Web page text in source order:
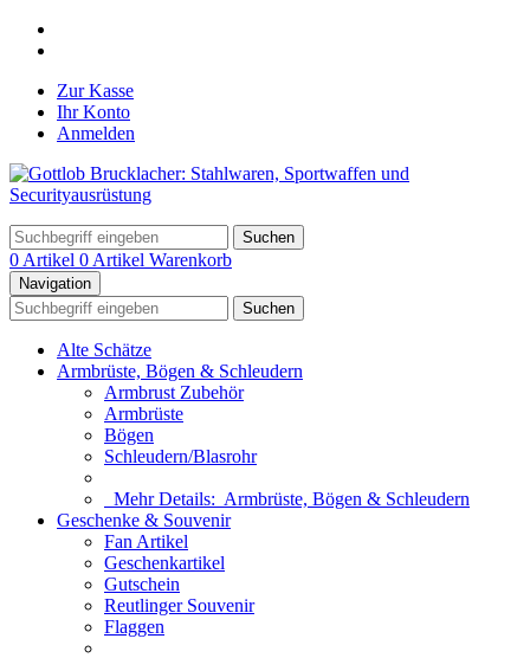
Zur Kasse
Ihr Konto
Anmelden
Suchen
0 Artikel 0 Artikel Warenkorb
Navigation
Suchen
Alte Schätze
Armbrüste, Bögen & Schleudern
Armbrust Zubehör
Armbrüste
Bögen
Schleudern/Blasrohr
Mehr Details: Armbrüste, Bögen & Schleudern
Geschenke & Souvenir
Fan Artikel
Geschenkartikel
Gutschein
Reutlinger Souvenir
Flaggen